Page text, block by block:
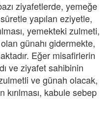
ziyafetlerde, yemeğe
yapılan eziyetle,
yemekteki zulmeti,
günahı gidermekte,
Eğer misafirlerin
ve ziyafet sahibinin
ve günah olacak,
kabule sebep